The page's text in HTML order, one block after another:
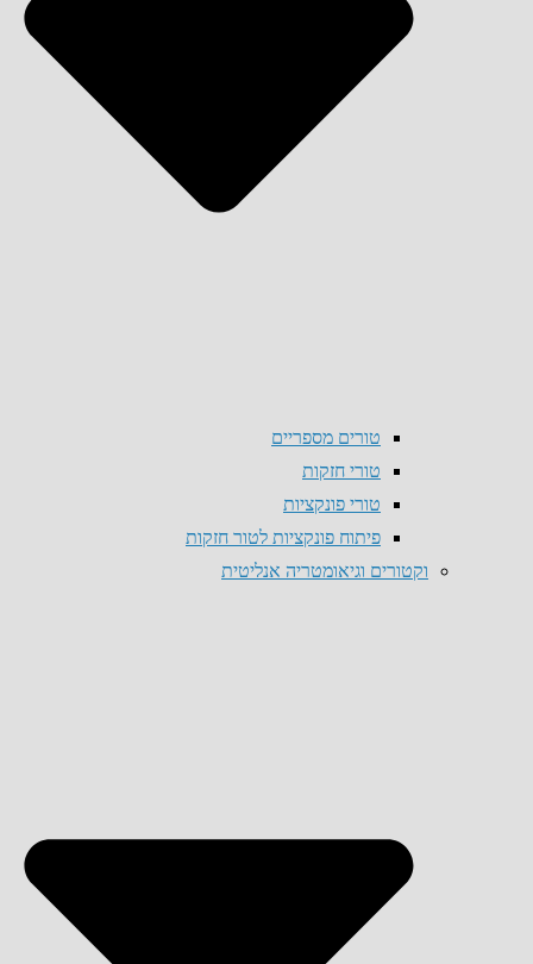
טורים מספריים
טורי חזקות
טורי פונקציות
פיתוח פונקציות לטור חזקות
וקטורים וגיאומטריה אנליטית